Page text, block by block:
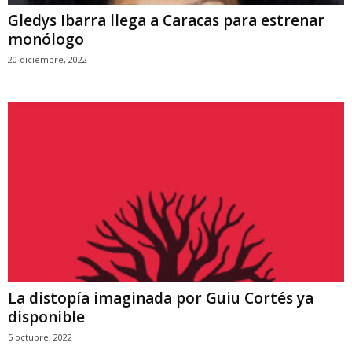
Gledys Ibarra llega a Caracas para estrenar
monólogo
20 diciembre, 2022
La distopía imaginada por Guiu Cortés ya
disponible
5 octubre, 2022